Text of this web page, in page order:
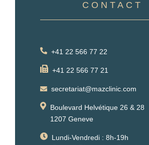
CONTACT
+41 22 566 77 22
+41 22 566 77 21
secretariat@mazclinic.com
Boulevard Helvétique 26 & 28
1207 Geneve
Lundi-Vendredi : 8h-19h